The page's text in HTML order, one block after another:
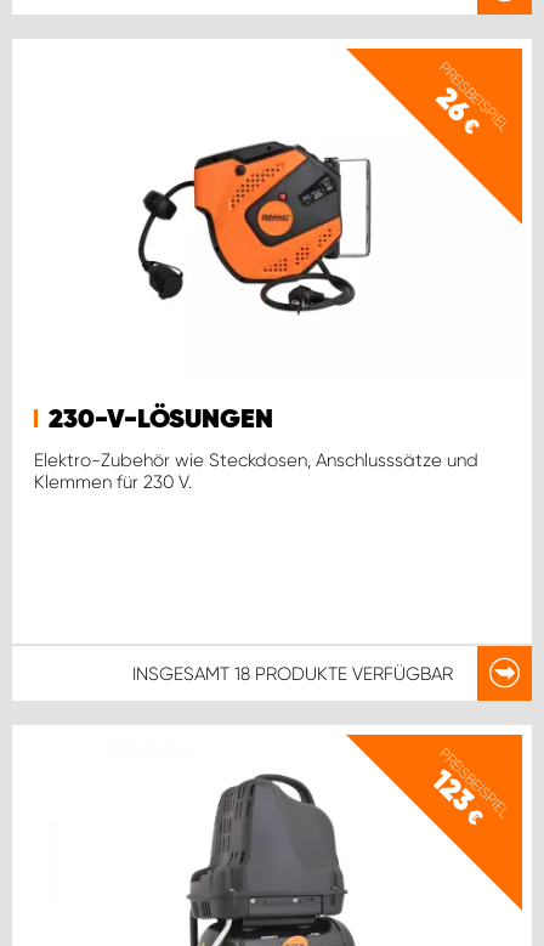
PREISBEISPIEL
26
€
230-V-LÖSUNGEN
Elektro-Zubehör wie Steckdosen, Anschlusssätze und
Klemmen für 230 V.
INSGESAMT 18 PRODUKTE VERFÜGBAR
PREISBEISPIEL
123
€